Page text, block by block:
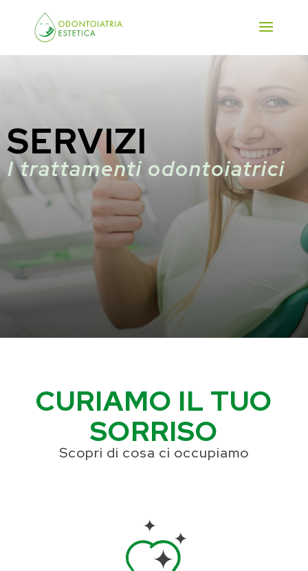
SERVIZI
I trattamenti odontoiatrici
CURIAMO IL TUO
SORRISO
Scopri di cosa ci occupiamo